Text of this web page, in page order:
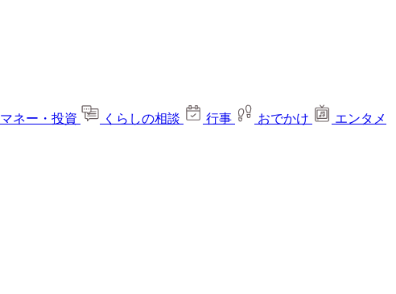
マネー・投資 くらしの相談 行事 おでかけ
エンタメ